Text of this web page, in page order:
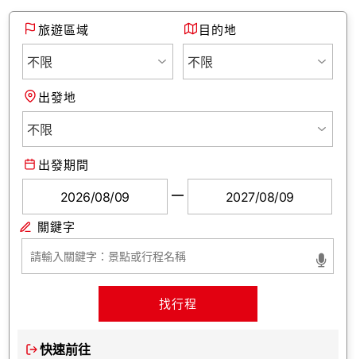
旅遊區域 目的地
出發地
出發期間
找行程
快速前往